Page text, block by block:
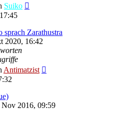
Suiko
sprach Zarathustra
2020, 16:42
Antimatzist
Nov 2016, 09:59